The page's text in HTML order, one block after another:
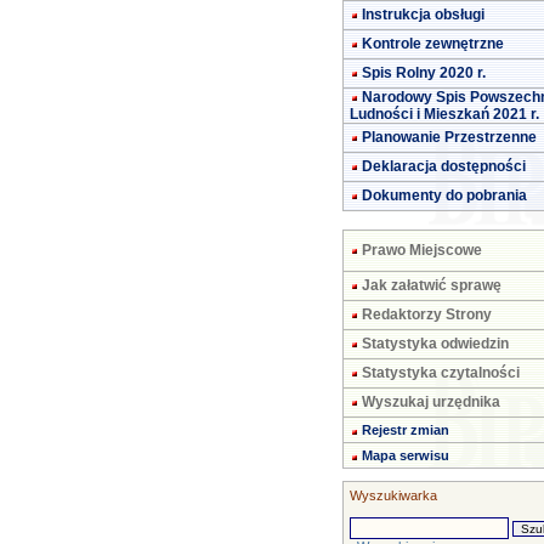
Instrukcja obsługi
Kontrole zewnętrzne
Spis Rolny 2020 r.
Narodowy Spis
Ludności i Mieszkań 2021 r.
Planowanie Przestrzenne
Deklaracja dostępności
Dokumenty do pobrania
Prawo Miejscowe
Jak załatwić sprawę
Redaktorzy Strony
Statystyka odwiedzin
Statystyka czytalności
Wyszukaj urzędnika
Rejestr zmian
Mapa serwisu
Wyszukiwarka